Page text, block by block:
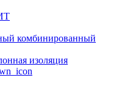
комбинированный
изоляция